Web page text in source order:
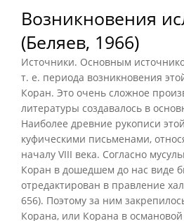
Возникновения
(Беляев, 1966)
Источники. Основным
т. е. периода возникновения
Коран. Это очень сложное
литературы создавалось в
Наиболее древние рукописи
куфическими письменами,
началу VIII века. Согласно
Коран в дошедшем до нас виде
отредактирован в правление
656). Поэтому за ним
Корана, или Корана в